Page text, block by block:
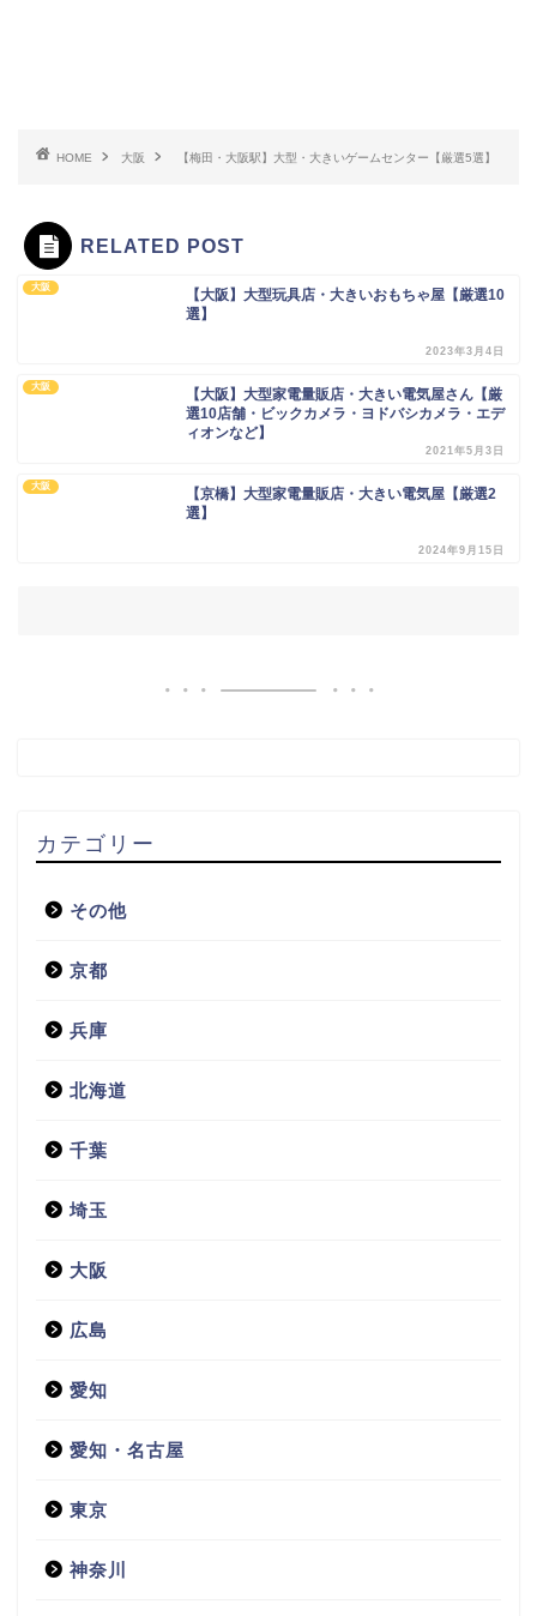
HOME 大阪 【梅田・大阪駅】大型・大きいゲームセンター【厳選5選】
RELATED POST
大阪
【大阪】大型玩具店・大きいおもちゃ屋【厳選10
選】
2023年3月4日
大阪
【大阪】大型家電量販店・大きい電気屋さん【厳
選10店舗・ビックカメラ・ヨドバシカメラ・エデ
ィオンなど】
2021年5月3日
大阪
【京橋】大型家電量販店・大きい電気屋【厳選2
選】
2024年9月15日
カテゴリー
その他
京都
兵庫
北海道
千葉
埼玉
大阪
広島
愛知
愛知・名古屋
東京
神奈川